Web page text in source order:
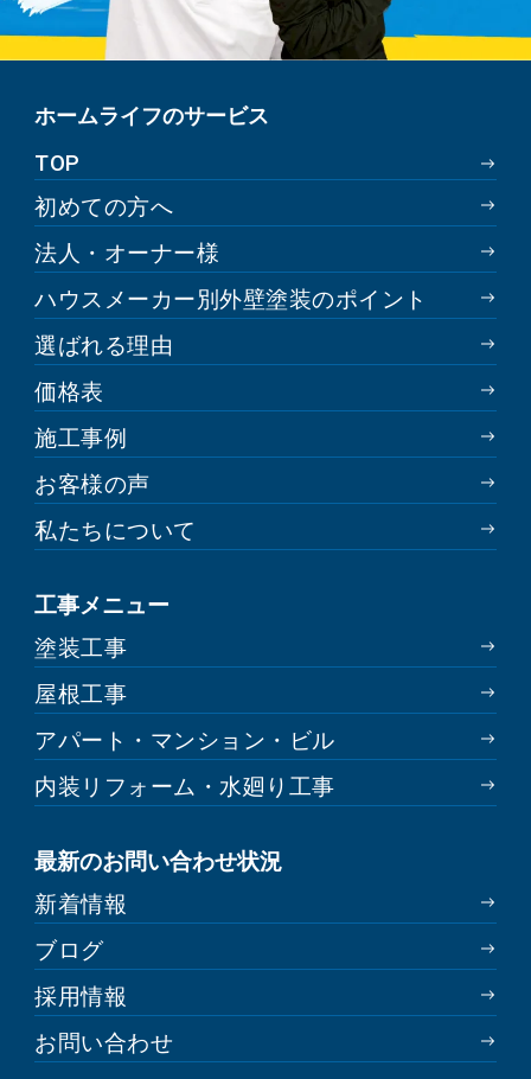
ホームライフのサービス
TOP
初めての方へ
法人・オーナー様
ハウスメーカー別外壁塗装のポイント
選ばれる理由
価格表
施工事例
お客様の声
私たちについて
工事メニュー
塗装工事
屋根工事
アパート・マンション・ビル
内装リフォーム・水廻り工事
最新のお問い合わせ状況
新着情報
ブログ
採用情報
お問い合わせ